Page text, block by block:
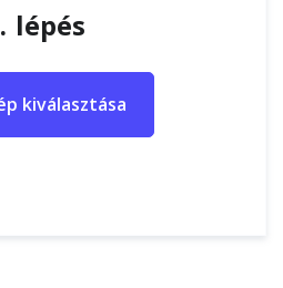
lépés
kiválasztása